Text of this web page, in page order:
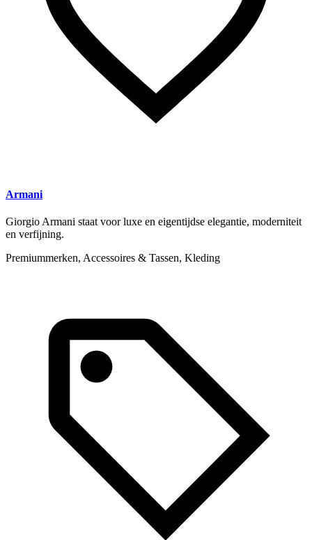
Armani
Giorgio Armani staat voor luxe en eigentijdse elegantie, moderniteit
en verfijning.
Premiummerken, Accessoires & Tassen, Kleding